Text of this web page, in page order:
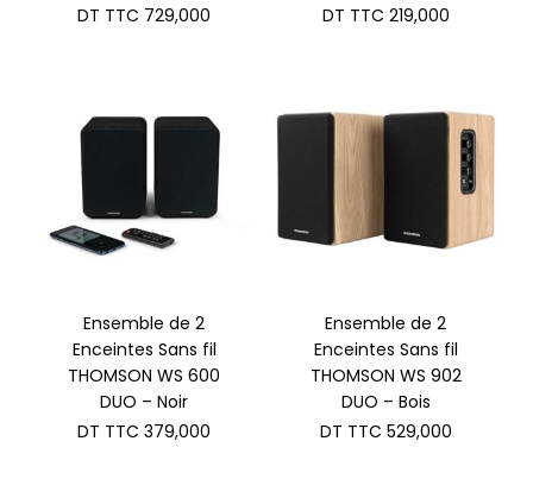
DT TTC 729,000
DT TTC 219,000
Ensemble de 2
Enceintes Sans fil
THOMSON WS 600
DUO – Noir
DT TTC 379,000
Ensemble de 2
Enceintes Sans fil
THOMSON WS 902
DUO – Bois
DT TTC 529,000